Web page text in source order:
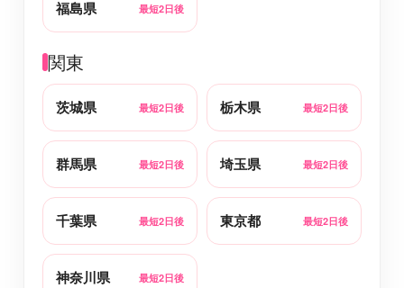
福島県 最短2日後
関東
茨城県 最短2日後 栃木県 最短2日後
群馬県 最短2日後 埼玉県 最短2日後
千葉県 最短2日後 東京都 最短2日後
神奈川県 最短2日後